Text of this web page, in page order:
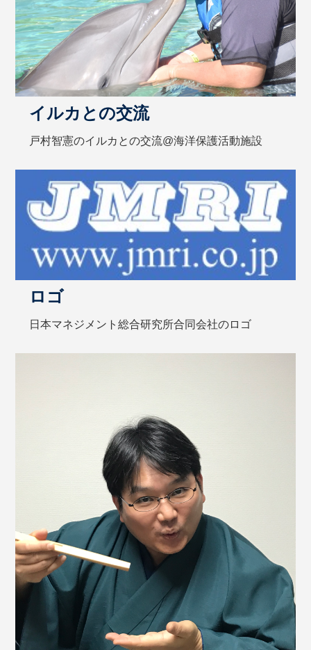
イルカとの交流
戸村智憲のイルカとの交流@海洋保護活動施設
ロゴ
日本マネジメント総合研究所合同会社のロゴ